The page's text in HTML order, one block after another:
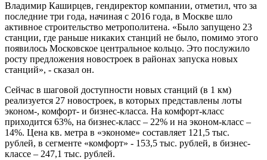
Владимир Каширцев, гендиректор компании, отметил, что за
последние три года, начиная с 2016 года, в Москве шло
активное строительство метрополитена. «Было запущено 23
станции, где раньше никаких станций не было, помимо этого
появилось Московское центральное кольцо. Это послужило
росту предложения новостроек в районах запуска новых
станций», - сказал он.
Сейчас в шаговой доступности новых станций (в 1 км)
реализуется 27 новостроек, в которых представлены лоты
эконом-, комфорт- и бизнес-класса. На комфорт-класс
приходится 63%, на бизнес-класс – 22% и на эконом-класс –
14%. Цена кв. метра в «экономе» составляет 121,5 тыс.
рублей, в сегменте «комфорт» - 153,5 тыс. рублей, в бизнес-
классе – 247,1 тыс. рублей.